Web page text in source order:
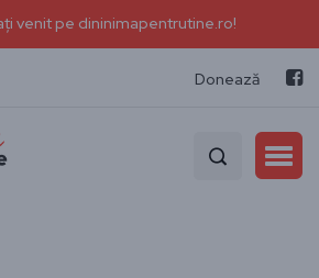
venit pe dininimapentrutine.ro!
Donează